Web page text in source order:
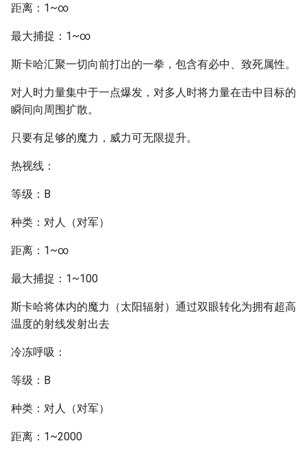
距离：1~∞
最大捕捉：1~∞
斯卡哈汇聚一切向前打出的一拳，包含有必中、致死属性。
对人时力量集中于一点爆发，对多人时将力量在击中目标的
瞬间向周围扩散。
只要有足够的魔力，威力可无限提升。
热视线：
等级：B
种类：对人（对军）
距离：1~∞
最大捕捉：1~100
斯卡哈将体内的魔力（太阳辐射）通过双眼转化为拥有超高
温度的射线发射出去
冷冻呼吸：
等级：B
种类：对人（对军）
距离：1~2000